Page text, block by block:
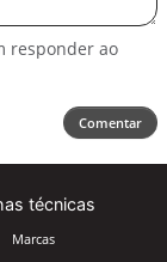
responder ao
Comentar
técnicas
Marcas